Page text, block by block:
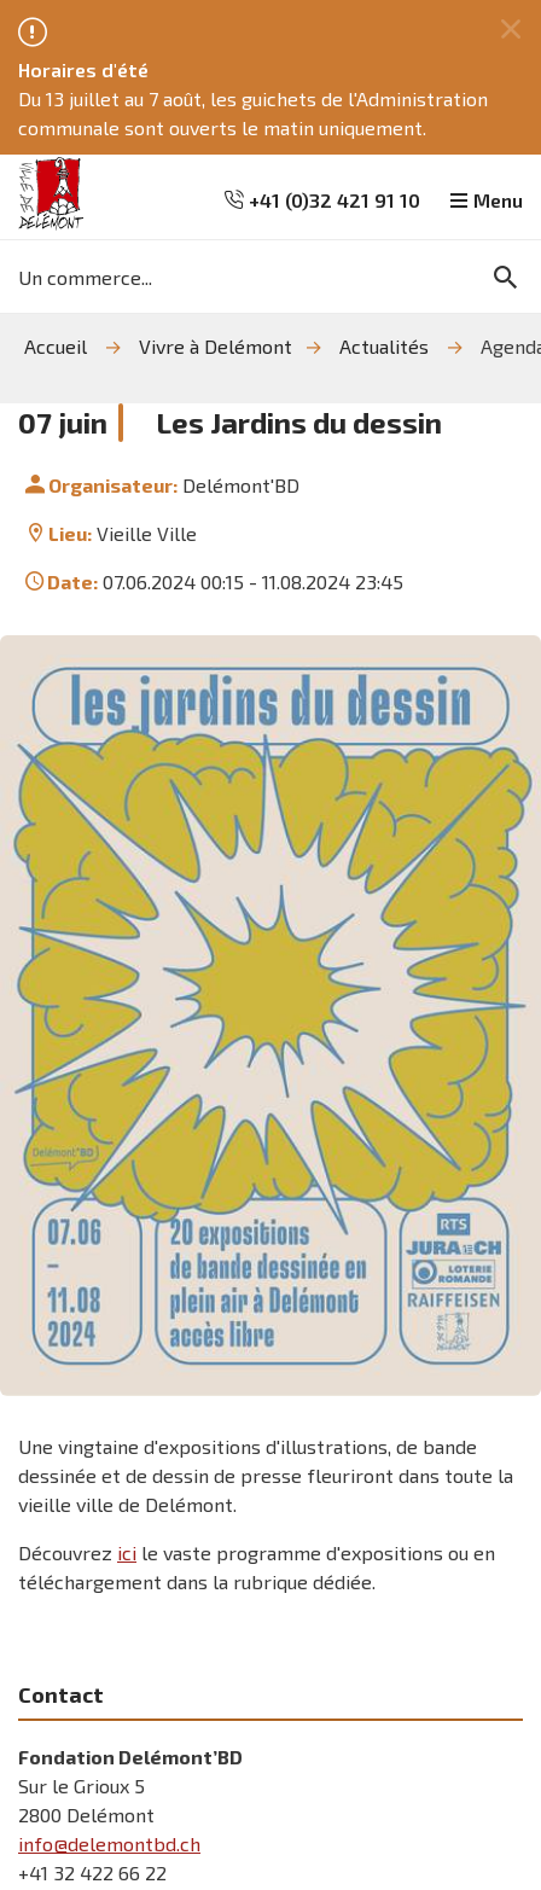
recherche
navigation
Horaires d'été
Du 13 juillet au 7 août, les guichets de l'Administration
communale sont ouverts le matin uniquement.
+41 (0)32 421 91 10
clés
Menu
Accueil Vivre à Delémont Actualités
Les Jardins du dessin
07 juin
Organisateur: Delémont'BD
Lieu: Vieille Ville
Date: 07.06.2024 00:15 -11.08.2024 23:45
Une vingtaine d'expositions d'illustrations, de bande
dessinée et de dessin de presse fleuriront dans toute la
vieille ville de Delémont.
Découvrez ici le vaste programme d'expositions ou en
téléchargement dans la rubrique dédiée.
Contact
Fondation Delémont’BD
Sur le Grioux 5
2800 Delémont
info@delemontbd.ch
+41 32 422 66 22